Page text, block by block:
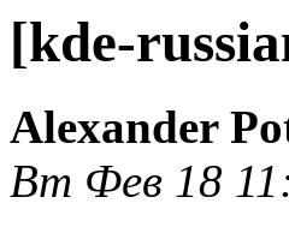
[kde-
Alexander
Вт Фев 18